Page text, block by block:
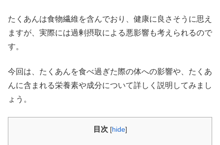
たくあんは食物繊維を含んでおり、健康に良さそうに思え
ますが、実際には過剰摂取による悪影響も考えられるので
す。
今回は、たくあんを食べ過ぎた際の体への影響や、たくあ
んに含まれる栄養素や成分について詳しく説明してみまし
ょう。
目次 [hide]